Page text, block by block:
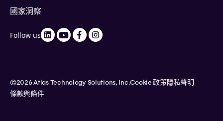
國家洞察
Follow us
©2026 Atlas Technology Solutions, Inc.Cookie 政策隱私聲明
條款與條件